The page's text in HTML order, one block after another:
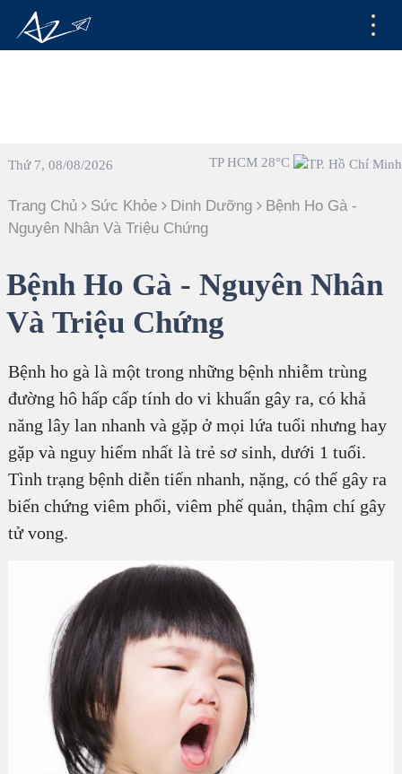
Thứ 7, 08/08/2026 TP HCM 28°C
Trang Chủ Sức Khỏe Dinh Dưỡng
Bệnh Ho Gà -
Nguyên Nhân Và Triệu Chứng
Bệnh Ho Gà - Nguyên Nhân
Và Triệu Chứng
Bệnh ho gà là một trong những bệnh nhiễm trùng
đường hô hấp cấp tính do vi khuẩn gây ra, có khả
năng lây lan nhanh và gặp ở mọi lứa tuổi nhưng hay
gặp và nguy hiểm nhất là trẻ sơ sinh, dưới 1 tuổi.
Tình trạng bệnh diễn tiến nhanh, nặng, có thể gây ra
biến chứng viêm phổi, viêm phế quản, thậm chí gây
tử vong.